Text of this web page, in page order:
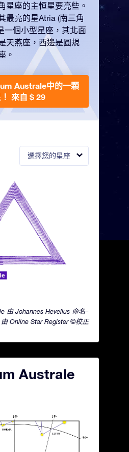
選擇您的星座
由 Johannes Hevelius 命名–
由 Online Star Register ©校正
星座的主恒星要亮些。
最亮的星Atria (南三角
一個小型星座，其北面
天燕座，西邊是圓規
。
Australe中的一顆
來自 $ 29
Australe